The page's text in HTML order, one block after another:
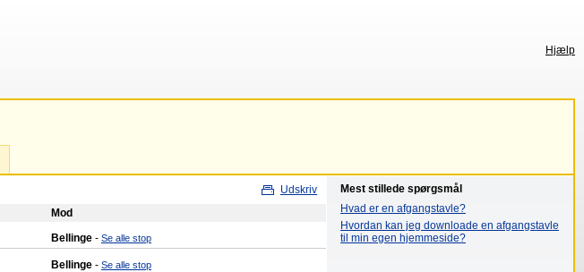
Hjælp
Udskriv
Mod
Bellinge - Se alle stop
Bellinge - Se alle stop
Mest stillede spørgsmål
Hvad er en afgangstavle?
Hvordan kan jeg downloade en afgangstavle
til min egen hjemmeside?